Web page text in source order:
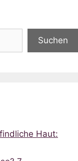
Suchen
Haut: